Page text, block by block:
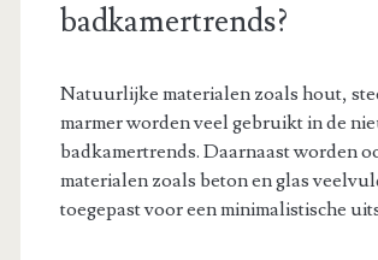
badkamertrends?
Natuurlijke materialen zoals hout,
marmer worden veel gebruikt in de
badkamertrends. Daarnaast worden
materialen zoals beton en glas
toegepast voor een minimalistische